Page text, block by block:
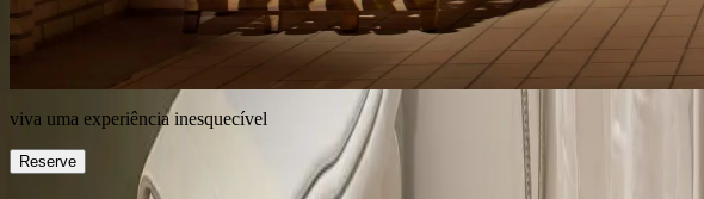
viva uma experiência inesquecível
Reserve